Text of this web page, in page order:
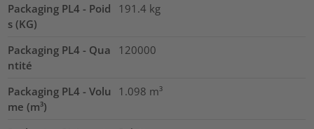
Packaging PL4 - Poid
s (KG)
191.4 kg
Packaging PL4 - Qua
ntité
120000
Packaging PL4 - Volu
me (m³)
1.098 m³